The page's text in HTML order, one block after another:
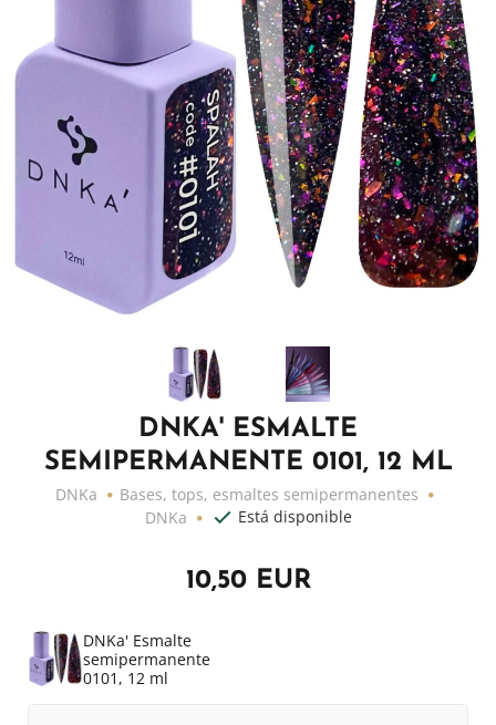
DNKA' ESMALTE
SEMIPERMANENTE 0101, 12 ML
DNKa
Bases, tops, esmaltes semipermanentes
DNKa
Está disponible
10,50 EUR
DNKa' Esmalte
semipermanente
0101, 12 ml